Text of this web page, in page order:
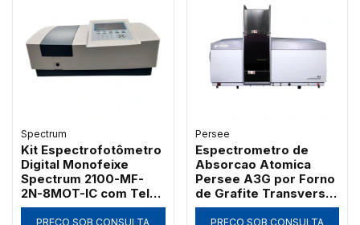
Spectrum
Kit Espectrofotômetro
Digital Monofeixe
Spectrum 2100-MF-
2N-8MOT-IC com Tela
de 7" Banda 2nm 21
PREÇO SOB CONSULTA
Persee
Espectrometro de
Absorcao Atomica
Persee A3G por Forno
de Grafite Transversal
com Correcao D2 e SR
PREÇO SOB CONSULTA